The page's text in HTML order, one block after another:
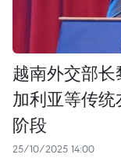
越南外交部
加利亚等传
阶段
25/10/2025 14:00